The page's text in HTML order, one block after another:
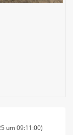
um 09:11:00)